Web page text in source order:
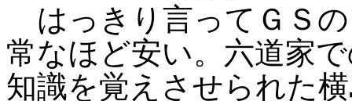
はっきり言ってＧＳ
常なほど安い。六道家
知識を覚えさせられた